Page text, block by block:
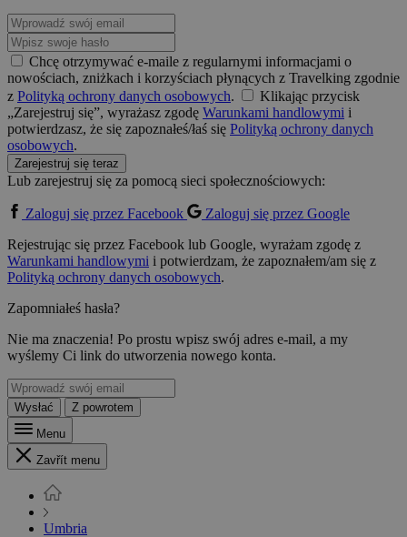
Chcę otrzymywać e-maile z regularnymi informacjami o
nowościach, zniżkach i korzyściach płynących z Travelking zgodnie
z Polityką ochrony danych osobowych.
Klikając przycisk
„Zarejestruj się”, wyrażasz zgodę Warunkami handlowymi i
potwierdzasz, że się zapoznałeś/łaś się Polityką ochrony danych
osobowych.
Zarejestruj się teraz
Lub zarejestruj się za pomocą sieci społecznościowych:
Zaloguj się przez Facebook
Zaloguj się przez Google
Rejestrując się przez Facebook lub Google, wyrażam zgodę z
Warunkami handlowymi i potwierdzam, że zapoznałem/am się z
Polityką ochrony danych osobowych.
Zapomniałeś hasła?
Nie ma znaczenia! Po prostu wpisz swój adres e-mail, a my
wyślemy Ci link do utworzenia nowego konta.
Wysłać
Z powrotem
Menu
Zavřít menu
Umbria